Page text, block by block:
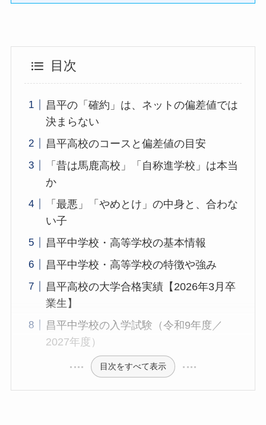
目次
昌平の「確約」は、ネットの偏差値では
決まらない
昌平高校のコースと偏差値の目安
「昔は馬鹿高校」「自称進学校」は本当
か
「最悪」「やめとけ」の中身と、合わな
い子
昌平中学校・高等学校の基本情報
昌平中学校・高等学校の特徴や強み
昌平高校の大学合格実績【2026年3月卒
業生】
昌平中学校の入学試験（令和9年度／
2027年度）
目次をすべて表示